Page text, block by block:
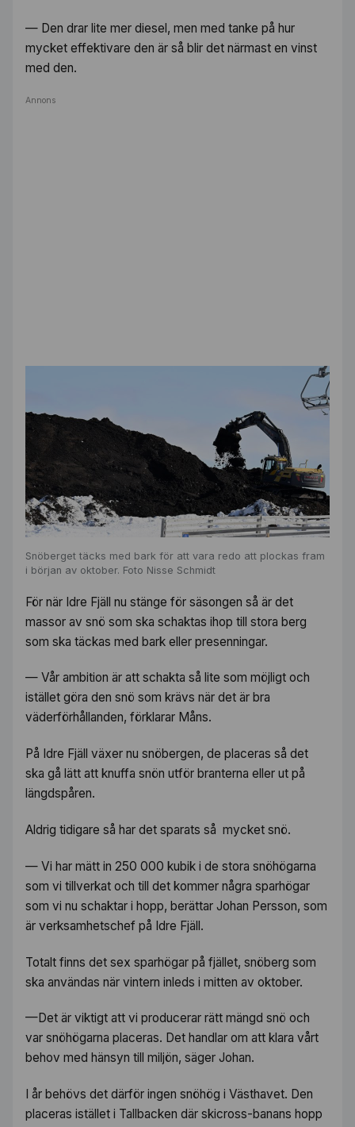
— Den drar lite mer diesel, men med tanke på hur
mycket effektivare den är så blir det närmast en vinst
med den.
Annons
Snöberget täcks med bark för att vara redo att plockas fram
i början av oktober. Foto Nisse Schmidt
För när Idre Fjäll nu stänge för säsongen så är det
massor av snö som ska schaktas ihop till stora berg
som ska täckas med bark eller presenningar.
— Vår ambition är att schakta så lite som möjligt och
istället göra den snö som krävs när det är bra
väderförhållanden, förklarar Måns.
På Idre Fjäll växer nu snöbergen, de placeras så det
ska gå lätt att knuffa snön utför branterna eller ut på
längdspåren.
Aldrig tidigare så har det sparats så mycket snö.
— Vi har mätt in 250 000 kubik i de stora snöhögarna
som vi tillverkat och till det kommer några sparhögar
som vi nu schaktar i hopp, berättar Johan Persson, som
är verksamhetschef på Idre Fjäll.
Totalt finns det sex sparhögar på fjället, snöberg som
ska användas när vintern inleds i mitten av oktober.
—Det är viktigt att vi producerar rätt mängd snö och
var snöhögarna placeras. Det handlar om att klara vårt
behov med hänsyn till miljön, säger Johan.
I år behövs det därför ingen snöhög i Västhavet. Den
placeras istället i Tallbacken där skicross-banans hopp